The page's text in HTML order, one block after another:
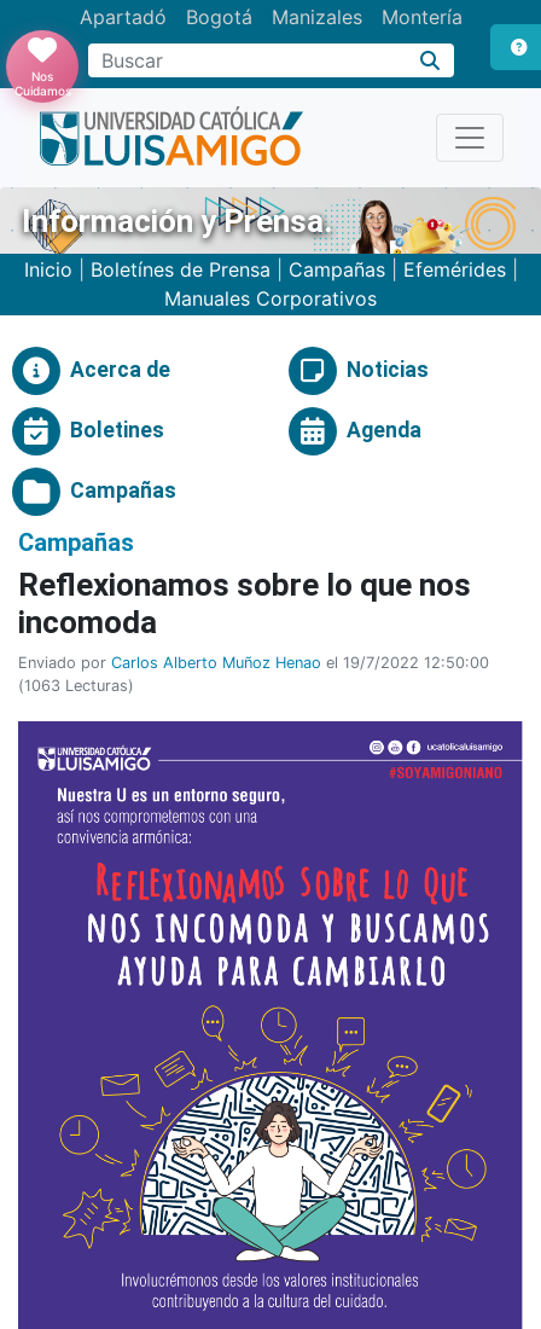
Apartadó Bogotá Manizales Montería
Buscar
Nos
Cuidamos
Información y Prensa.
Inicio Boletínes de Prensa Campañas| Efemérides|
Manuales Corporativos
Acerca de Noticias
Boletines Agenda
Campañas
Campañas
Reflexionamos sobre lo que nos
incomoda
Enviado por Carlos Alberto Muñoz Henao el 19/7/2022 12:50:00
(1063 Lecturas)